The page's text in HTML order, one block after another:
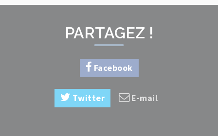
PARTAGEZ !
Facebook
Twitter E-mail